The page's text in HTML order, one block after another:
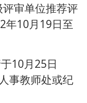
审单位推荐评
年10月19日至
10月25日
事教师处或纪